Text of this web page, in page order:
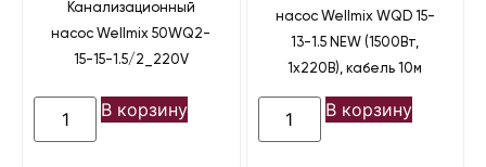
Канализационный
насос Wellmix 50WQ2-
15-15-1.5/2_220V
В корзину
насос Wellmix WQD 15-
13-1.5 NEW (1500Вт,
1х220В), кабель 10м
В корзину